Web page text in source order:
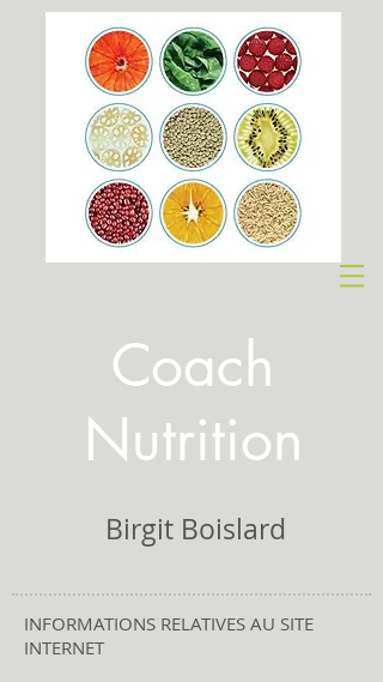
Coach
Nutrition
Birgit Boislard
INFORMATIONS RELATIVES AU SITE
INTERNET